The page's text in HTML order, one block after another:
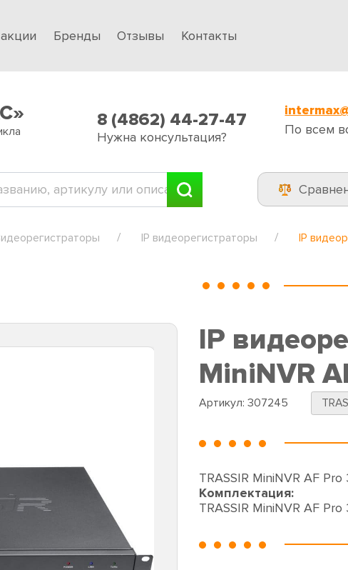
Бренды Отзывы Контакты
8 (4862) 44-27-47
Нужна консультация?
По всем
IP видеорегистраторы IP
IP
MiniNVR
Артикул: 307245
TRASSIR MiniNVR AF
Комплектация:
TRASSIR MiniNVR AF